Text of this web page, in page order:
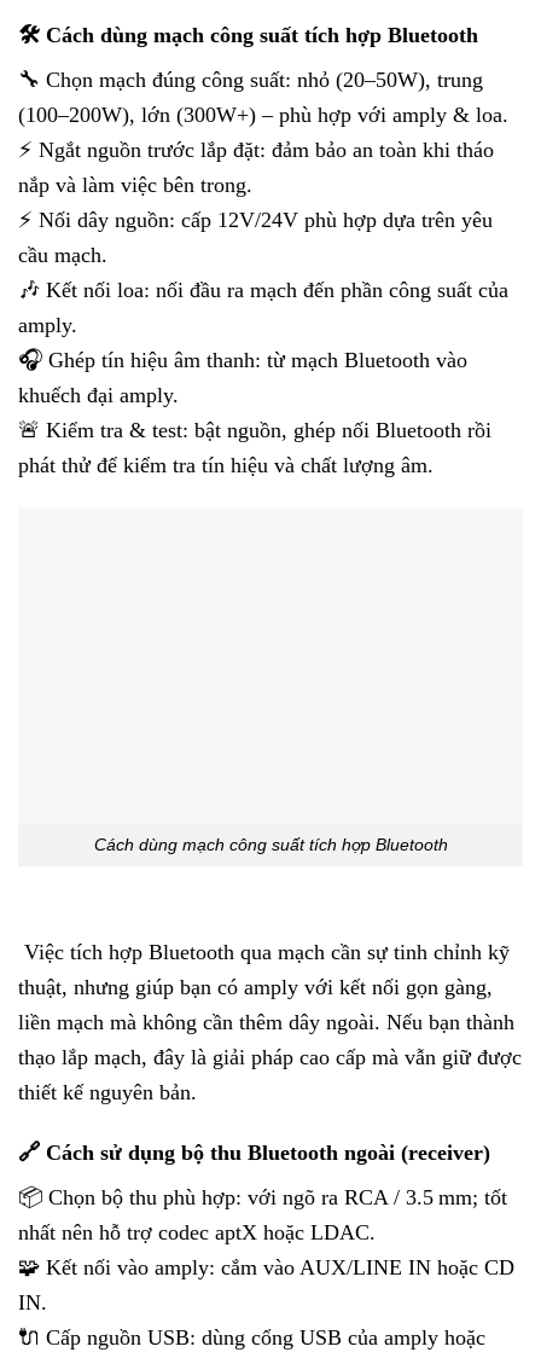
🛠️ Cách dùng mạch công suất tích hợp Bluetooth
🔧 Chọn mạch đúng công suất: nhỏ (20–50W), trung
(100–200W), lớn (300W+) – phù hợp với amply & loa.
⚡ Ngắt nguồn trước lắp đặt: đảm bảo an toàn khi tháo
nắp và làm việc bên trong.
⚡ Nối dây nguồn: cấp 12V/24V phù hợp dựa trên yêu
cầu mạch.
🎶 Kết nối loa: nối đầu ra mạch đến phần công suất của
amply.
🎧 Ghép tín hiệu âm thanh: từ mạch Bluetooth vào
khuếch đại amply.
🚨 Kiểm tra & test: bật nguồn, ghép nối Bluetooth rồi
phát thử để kiểm tra tín hiệu và chất lượng âm.
Cách dùng mạch công suất tích hợp Bluetooth
Việc tích hợp Bluetooth qua mạch cần sự tinh chỉnh kỹ
thuật, nhưng giúp bạn có amply với kết nối gọn gàng,
liền mạch mà không cần thêm dây ngoài. Nếu bạn thành
thạo lắp mạch, đây là giải pháp cao cấp mà vẫn giữ được
thiết kế nguyên bản.
🔗 Cách sử dụng bộ thu Bluetooth ngoài (receiver)
📦 Chọn bộ thu phù hợp: với ngõ ra RCA / 3.5 mm; tốt
nhất nên hỗ trợ codec aptX hoặc LDAC.
🧩 Kết nối vào amply: cắm vào AUX/LINE IN hoặc CD
IN.
🔌 Cấp nguồn USB: dùng cổng USB của amply hoặc